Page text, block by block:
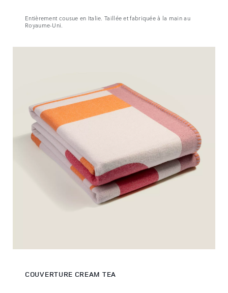
Entièrement cousue en Italie. Taillée et fabriquée à la main au
Royaume-Uni.
COUVERTURE CREAM TEA